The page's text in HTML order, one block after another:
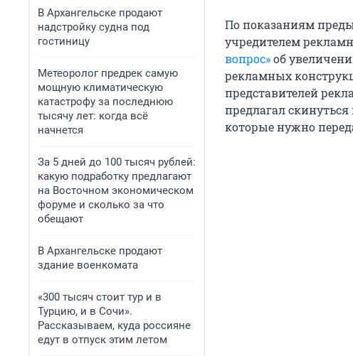
В Архангельске продают
надстройку судна под
гостиницу
Метеоролог предрек самую
мощную климатическую
катастрофу за последнюю
тысячу лет: когда всё
начнется
За 5 дней до 100 тысяч рублей:
какую подработку предлагают
на Восточном экономическом
форуме и сколько за что
обещают
В Архангельске продают
здание военкомата
«300 тысяч стоит тур и в
Турцию, и в Сочи».
Рассказываем, куда россияне
едут в отпуск этим летом
По показаниям
учредителем
вопрос»об
рекламных
представителей
предлагал
которые нужно